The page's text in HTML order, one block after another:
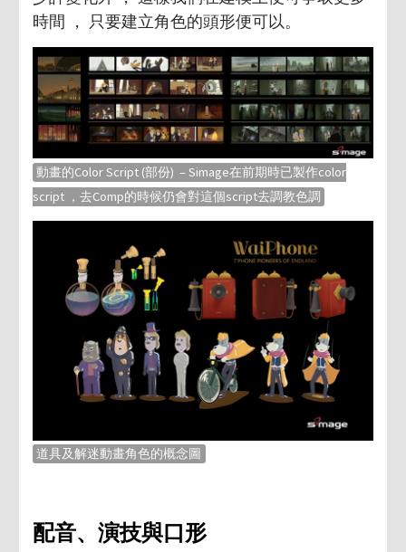
時間 ， 只要建立角色的頭形便可以。
動畫的Color Script (部份) – Simage在前期時已製作color
script ，去Comp的時候仍會對這個script去調教色調
道具及解迷動畫角色的概念圖
配音、演技與口形